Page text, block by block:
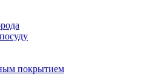
покрытием